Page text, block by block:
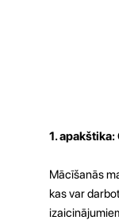
1.
Mācīšanās
kas var